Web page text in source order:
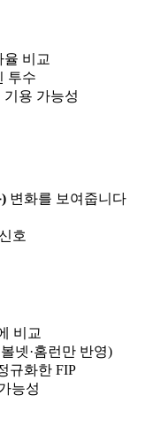
비교
투수
용 가능성
변화를 보여줍니다
호
비교
넷·홈런만 반영)
규화한 FIP
능성